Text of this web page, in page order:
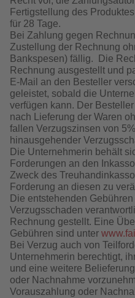
Fertigstellung des
für 28 Tage.
Bei Zahlung gegen
Zustellung der Rechnung
Bankspesen) fällig. Die
Rechnung ausgestellt und
E-Mail an den Besteller
geleistet, sobald die
verfügen kann. Der
nach Lieferung der Waren
fallen Verzugszinsen von
hinausgehender
Die Unternehmerin behält
Forderungen an den
Zweck des
Forderung an diesen zu
Die entstehenden
Verzugsschaden
Rechnung gestellt. Eine
Gebühren sind unter
Bei Verzug auch von
Unternehmerin berechtigt,
und eine weitere
oder Nachnahme
Vorauszahlung oder